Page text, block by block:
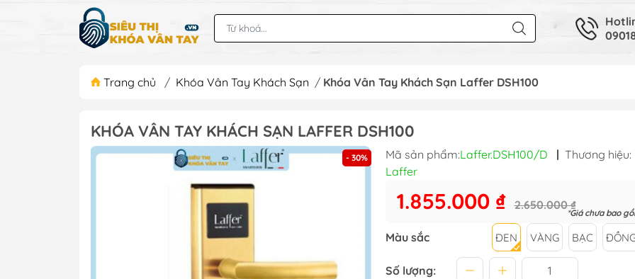
Trang chủ / Khóa Vân Tay Khách Sạn / Khóa Vân Tay Khách Sạn Laffer DSH100
KHÓA VÂN TAY KHÁCH SẠN LAFFER DSH100
- 30% Mã sản phẩm:Laffer.DSH100/D | Thương hiệu:
Laffer
1.855.000 ₫ 2.650.000 ₫
*Giá chưa bao
Màu sắc ĐEN VÀNG BẠC
Số lượng: